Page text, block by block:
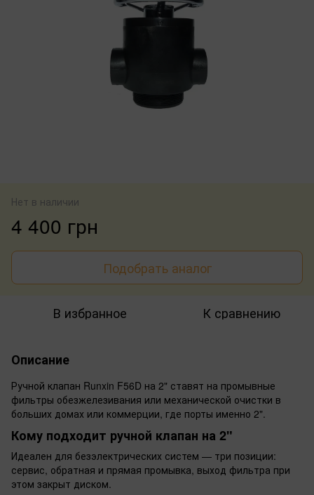
Нет в наличии
4 400 грн
Подобрать аналог
В избранное К сравнению
Описание
Ручной клапан Runxin F56D на 2" ставят на промывные
фильтры обезжелезивания или механической очистки в
больших домах или коммерции, где порты именно 2".
Кому подходит ручной клапан на 2"
Идеален для безэлектрических систем — три позиции:
сервис, обратная и прямая промывка, выход фильтра при
этом закрыт диском.